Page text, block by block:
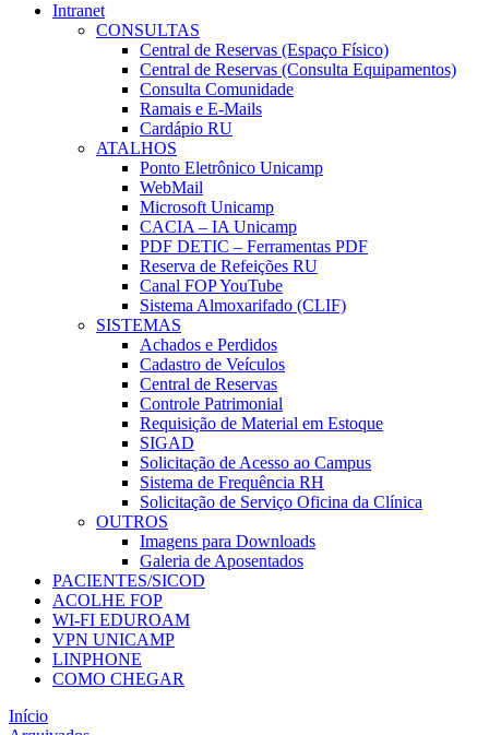
Intranet
CONSULTAS
Central de Reservas (Espaço Físico)
Central de Reservas (Consulta Equipamentos)
Consulta Comunidade
Ramais e E-Mails
Cardápio RU
ATALHOS
Ponto Eletrônico Unicamp
WebMail
Microsoft Unicamp
CACIA – IA Unicamp
PDF DETIC – Ferramentas PDF
Reserva de Refeições RU
Canal FOP YouTube
Sistema Almoxarifado (CLIF)
SISTEMAS
Achados e Perdidos
Cadastro de Veículos
Central de Reservas
Controle Patrimonial
Requisição de Material em Estoque
SIGAD
Solicitação de Acesso ao Campus
Sistema de Frequência RH
Solicitação de Serviço Oficina da Clínica
OUTROS
Imagens para Downloads
Galeria de Aposentados
PACIENTES/SICOD
ACOLHE FOP
WI-FI EDUROAM
VPN UNICAMP
LINPHONE
COMO CHEGAR
Início